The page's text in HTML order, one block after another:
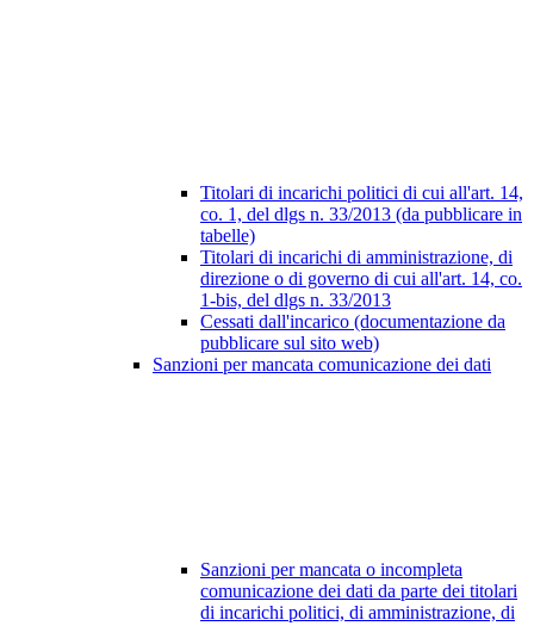
Titolari di incarichi politici di cui all'art. 14,
co. 1, del dlgs n. 33/2013 (da pubblicare in
tabelle)
Titolari di incarichi di amministrazione, di
direzione o di governo di cui all'art. 14, co.
1-bis, del dlgs n. 33/2013
Cessati dall'incarico (documentazione da
pubblicare sul sito web)
Sanzioni per mancata comunicazione dei dati
Sanzioni per mancata o incompleta
comunicazione dei dati da parte dei titolari
di incarichi politici, di amministrazione, di